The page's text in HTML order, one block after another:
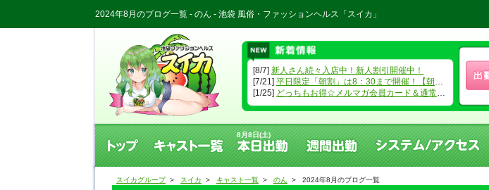
2024年8月のブログ一覧 - のん - 池袋 風俗・ファッションヘルス「スイカ」
[8/7] 新人さん続々入店中！新人割引開催中！
[7/21] 平日限定「朝割」は8：30まで開催！【朝割】と伝えて下さい。
[1/25] どっちもお得☆メルマガ会員カード＆通常会員カード
トップ キャスト一覧
8月8日(土) 週間出勤
スイカグループ > スイカ > キャスト一覧 > のん > 2024年8月のブログ一覧